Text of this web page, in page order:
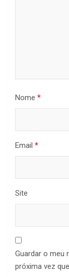
Nome *
Email *
Site
Guardar o meu
próxima vez